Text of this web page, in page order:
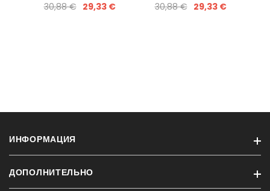
30,88 € 29,33 € 30,88 € 29,33 €
ИНФОРМАЦИЯ
Информация о доставке
ДОПОЛНИТЕЛЬНО